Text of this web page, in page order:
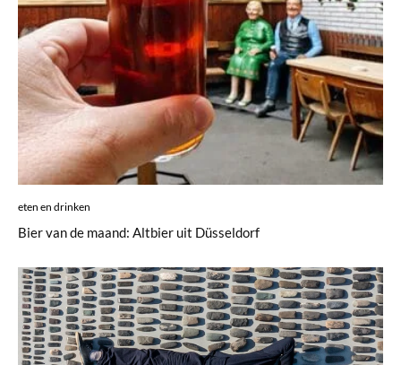
eten en drinken
Bier van de maand: Altbier uit Düsseldorf